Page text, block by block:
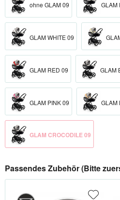
ohne GLAM 09 GLAM
GLAM WHITE 09
GLAM RED 09 GLAM
GLAM PINK 09 GLAM
GLAM CROCODILE 09
Passendes Zubehör (Bitte